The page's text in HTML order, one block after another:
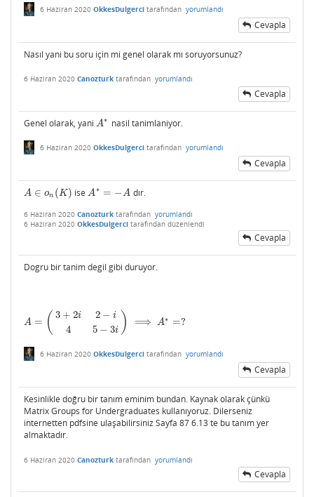
6 Haziran 2020 OkkesDulgerci tarafından yorumlandı
Cevapla
Nasıl yani bu soru için mi genel olarak mı soruyorsunuz?
6 Haziran 2020 Canozturk tarafından yorumlandı
Cevapla
Genel olarak, yani A∗
A∗ nasil tanimlaniyor.
6 Haziran 2020 OkkesDulgerci tarafından yorumlandı
Cevapla
A ∈ on ( K)
A∈o n(K) iseA∗ = −A
A∗ =−A dır.
6 Haziran 2020 Canozturk tarafından yorumlandı
6 Haziran 2020 OkkesDulgerci tarafından düzenlendi
Cevapla
Dogru bir tanim degil gibi duruyor.
A = ( 3 + 2i
4
2 − i
5 − 3i ) ⟹ A∗ =?
A= (3 2 4 ⟹
6 Haziran 2020 OkkesDulgerci tarafından yorumlandı
Cevapla
Kesinlikle doğru bir tanım eminim bundan. Kaynak olarak çünkü
Matrix Groups for Undergraduates kullanıyoruz. Dilerseniz
internetten pdfsine ulaşabilirsiniz Sayfa 87 6.13 te bu tanım yer
almaktadır.
6 Haziran 2020 Canozturk tarafından yorumlandı
Cevapla